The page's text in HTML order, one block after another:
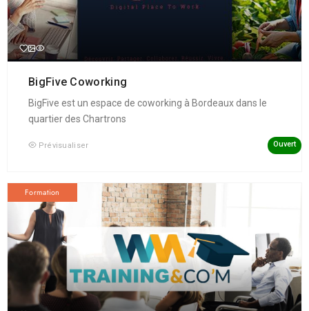
BigFive Coworking
BigFive est un espace de coworking à Bordeaux dans le
quartier des Chartrons
Prévisualiser Ouvert
Formation